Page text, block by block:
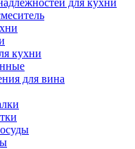
для кухни
кухни
для вина